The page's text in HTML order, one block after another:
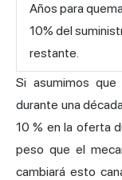
Años para
10% del
restante.
Si asumimos
durante una
10 % en la oferta
peso que el
cambiará esto